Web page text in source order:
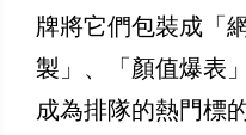
牌將它們包裝成「
製」、「顏值爆表
成為排隊的熱門標